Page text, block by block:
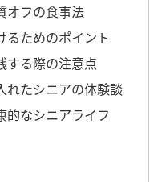
オフの食事法
るためのポイント
する際の注意点
れたシニアの体験談
的なシニアライフ